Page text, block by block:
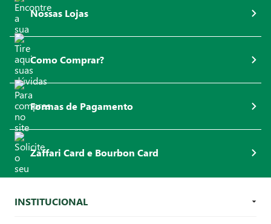
Nossas Lojas
Como Comprar?
Formas de Pagamento
Zaffari Card e Bourbon Card
INSTITUCIONAL